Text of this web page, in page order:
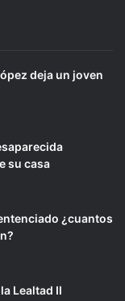
deja un joven
su casa
¿cuantos
Lealtad II